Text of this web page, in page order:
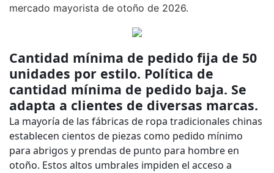
mercado mayorista de otoño de 2026.
Cantidad mínima de pedido fija de 50
unidades por estilo. Política de
cantidad mínima de pedido baja. Se
adapta a clientes de diversas marcas.
La mayoría de las fábricas de ropa tradicionales chinas
establecen cientos de piezas como pedido mínimo
para abrigos y prendas de punto para hombre en
otoño. Estos altos umbrales impiden el acceso a